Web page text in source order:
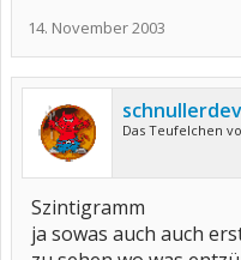
14. November 2003
Das Teufelchen
Szintigramm
ja sowas auch auch